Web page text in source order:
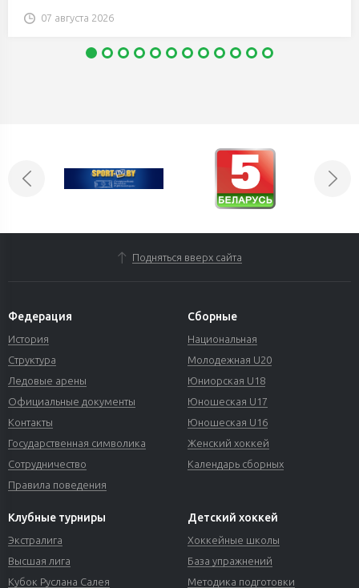
07 августа 2026
Подняться вверх сайта
Федерация
История
Структура
Ледовые арены
Официальные документы
Контакты
Государственная символика
Сотрудничество
Правила поведения
Сборные
Национальная
Молодежная U20
Юниорская U18
Юношеская U17
Юношеская U16
Женский хоккей
Календарь сборных
Клубные турниры
Экстралига
Высшая лига
Кубок Руслана Салея
Детский хоккей
Хоккейные школы
База упражнений
Методика подготовки